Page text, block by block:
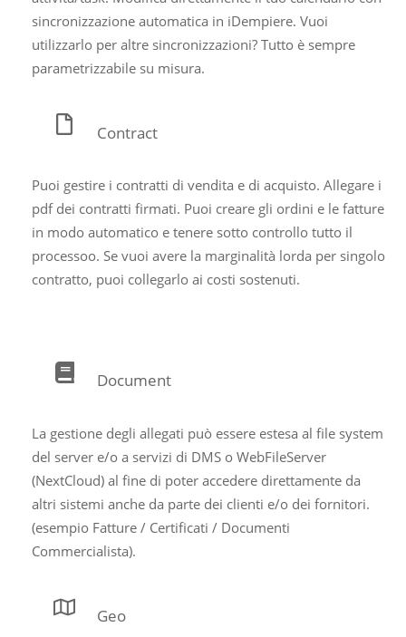
sincronizzazione automatica in iDempiere. Vuoi
utilizzarlo per altre sincronizzazioni? Tutto è sempre
parametrizzabile su misura.
Contract
Puoi gestire i contratti di vendita e di acquisto. Allegare i
pdf dei contratti firmati. Puoi creare gli ordini e le fatture
in modo automatico e tenere sotto controllo tutto il
processoo. Se vuoi avere la marginalità lorda per singolo
contratto, puoi collegarlo ai costi sostenuti.
Document
La gestione degli allegati può essere estesa al file system
del server e/o a servizi di DMS o WebFileServer
(NextCloud) al fine di poter accedere direttamente da
altri sistemi anche da parte dei clienti e/o dei fornitori.
(esempio Fatture / Certificati / Documenti
Commercialista).
Geo